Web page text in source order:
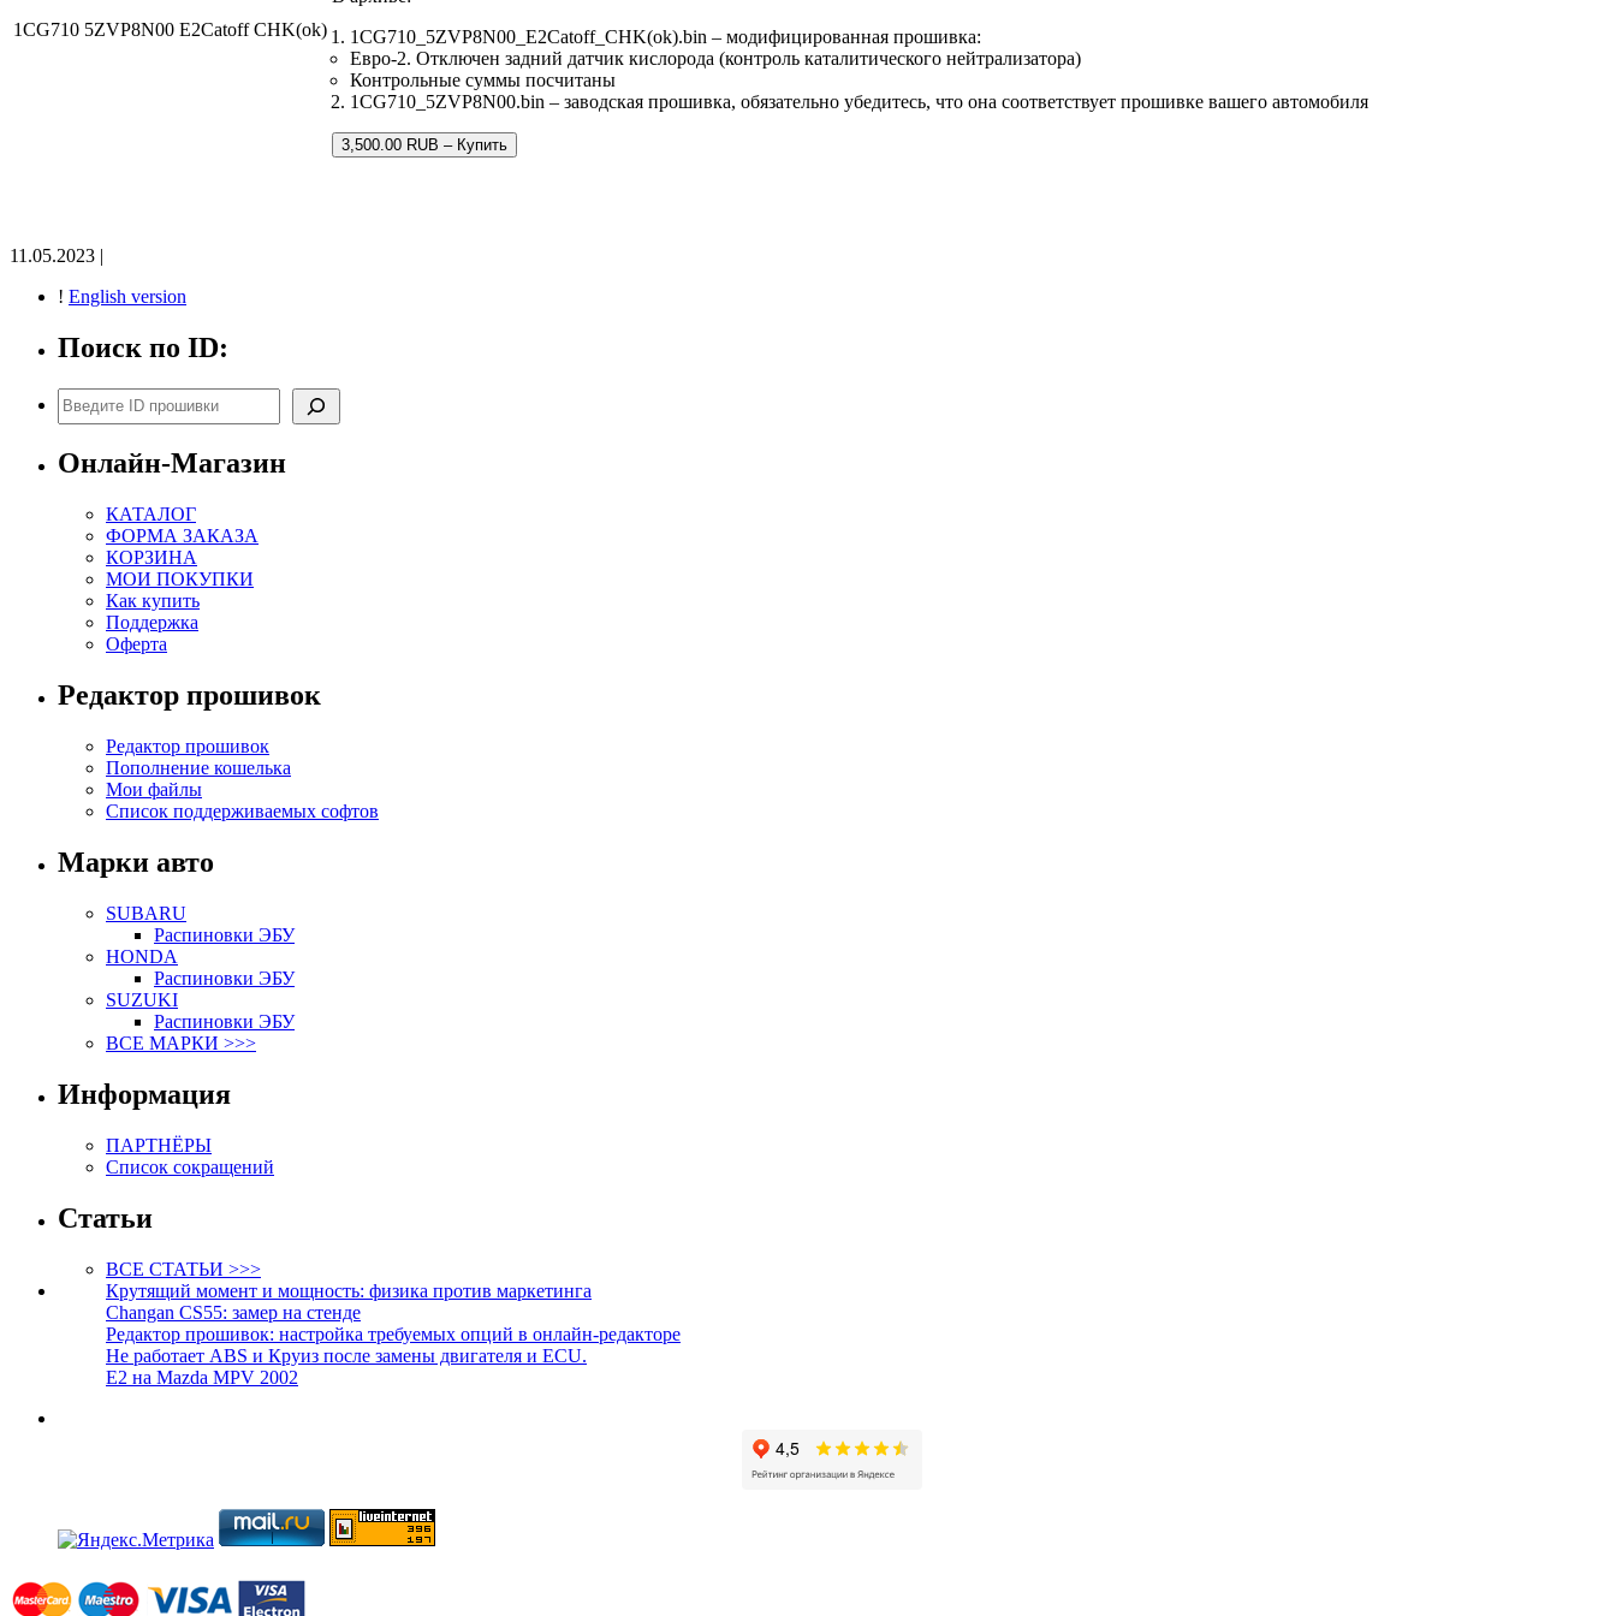
1CG710 5ZVP8N00 E2Catoff CHK(ok)
1CG710_5ZVP8N00_E2Catoff_CHK(ok).bin – модифицированная прошивка:
Евро-2. Отключен задний датчик кислорода (контроль каталитического нейтрализатора)
Контрольные суммы посчитаны
1CG710_5ZVP8N00.bin – заводская прошивка, обязательно убедитесь, что она соответствует прошивке вашего автомобиля
3,500.00 RUB – Купить
11.05.2023 |
! English version
Поиск по ID:
Поиск
Онлайн-Магазин
КАТАЛОГ
ФОРМА ЗАКАЗА
КОРЗИНА
МОИ ПОКУПКИ
Как купить
Поддержка
Оферта
Редактор прошивок
Редактор прошивок
Пополнение кошелька
Мои файлы
Список поддерживаемых софтов
Марки авто
SUBARU
Распиновки ЭБУ
HONDA
Распиновки ЭБУ
SUZUKI
Распиновки ЭБУ
ВСЕ МАРКИ >>>
Информация
ПАРТНЁРЫ
Список сокращений
Статьи
ВСЕ СТАТЬИ >>>
Крутящий момент и мощность: физика против маркетинга
Changan CS55: замер на стенде
Редактор прошивок: настройка требуемых опций в онлайн-редакторе
Не работает ABS и Круиз после замены двигателя и ECU.
E2 на Mazda MPV 2002